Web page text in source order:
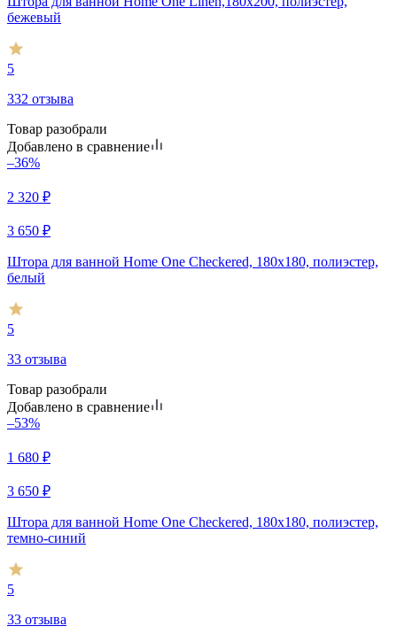
бежевый
5
332 отзыва
Товар разобрали
Добавлено в сравнение
–36%
2 320 ₽
3 650 ₽
Штора для ванной Home One Checkered, 180х180, полиэстер,
белый
5
33 отзыва
Товар разобрали
Добавлено в сравнение
–53%
1 680 ₽
3 650 ₽
Штора для ванной Home One Checkered, 180х180, полиэстер,
темно-синий
5
33 отзыва